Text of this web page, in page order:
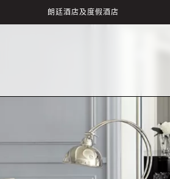
朗廷酒店及度假酒店